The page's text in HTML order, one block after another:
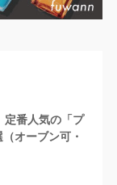
定番人気の「プ
オーブン可・